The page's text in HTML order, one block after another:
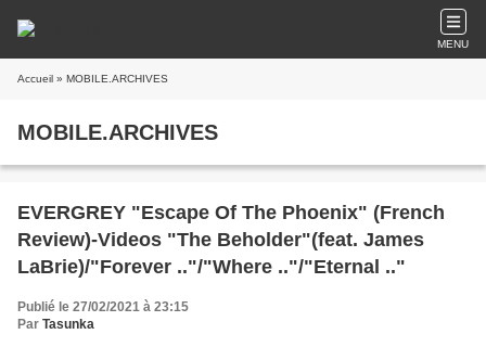
MENU
Accueil » MOBILE.ARCHIVES
MOBILE.ARCHIVES
EVERGREY "Escape Of The Phoenix" (French
Review)-Videos "The Beholder"(feat. James
LaBrie)/"Forever .."/"Where .."/"Eternal .."
Publié le 27/02/2021 à 23:15
Par Tasunka